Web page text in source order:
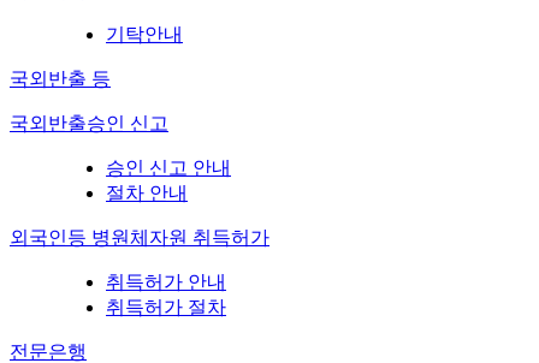
기탁안내
국외반출 등
국외반출승인 신고
승인 신고 안내
절차 안내
외국인등 병원체자원 취득허가
취득허가 안내
취득허가 절차
전문은행